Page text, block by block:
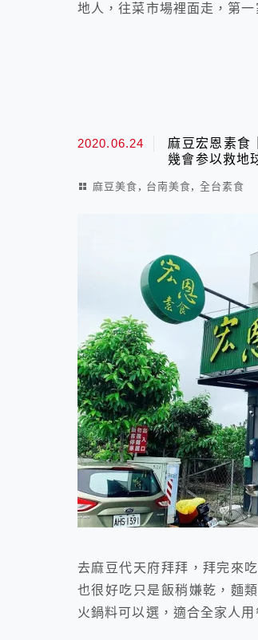
地人，往菜市場裡面走，第
2020.06.24
麻豆宏恩素食
幾會参以救地
麻豆美食 , 台南美食, 全台素食
去麻豆代天府拜拜，拜完來
也很好吃只是飯稍嫌乾，麵
火鍋料可以選，適合全家人用